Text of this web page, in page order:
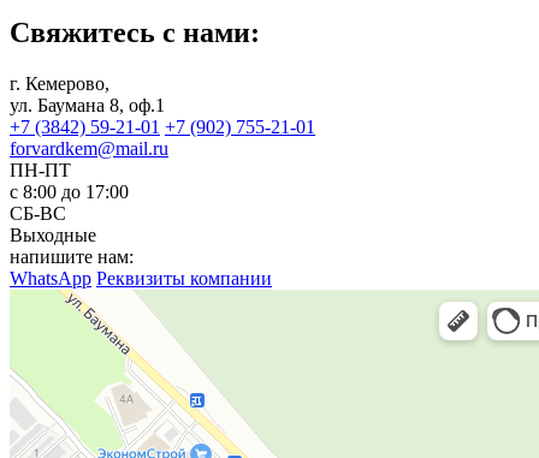
Свяжитесь с нами:
г. Кемерово,
ул. Баумана 8, оф.1
+7 (3842) 59-21-01 +7 (902) 755-21-01
forvardkem@mail.ru
ПН-ПТ
с 8:00 до 17:00
СБ-ВС
Выходные
напишите нам:
WhatsApp Реквизиты компании